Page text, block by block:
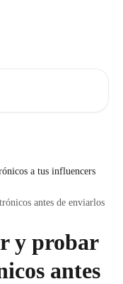
a tus influencers
antes de enviarlos
y probar
antes